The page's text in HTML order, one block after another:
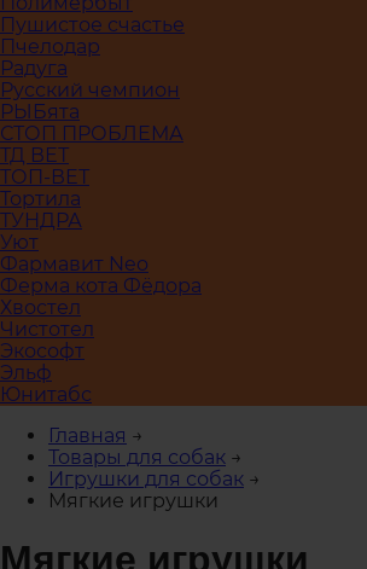
Пушистое счастье
Пчелодар
Радуга
Русский чемпион
РЫБята
СТОП ПРОБЛЕМА
ТД ВЕТ
ТОП-ВЕТ
Тортила
ТУНДРА
Уют
Фармавит Neo
Ферма кота Фёдора
Хвостел
Чистотел
Экософт
Эльф
Юнитабс
Главная →
Товары для собак →
Игрушки для собак →
Мягкие игрушки
Мягкие игрушки